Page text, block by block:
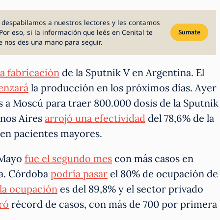
despabilamos a nuestros lectores y les contamos
eso, si la información que leés en Cenital te
des una mano para seguir.
Sumate
fabricación de la Sputnik V en Argentina. El
la producción en los próximos días. Ayer
Moscú para traer 800.000 dosis de la Sputnik
Airesarrojó una efectividad del 78,6% de la
pacientes mayores.
fue el segundo mes con más casos en
Córdoba podría pasar el 80% de ocupación de
la ocupación es del 89,8% y el sector privado
récord de casos, con más de 700 por primera